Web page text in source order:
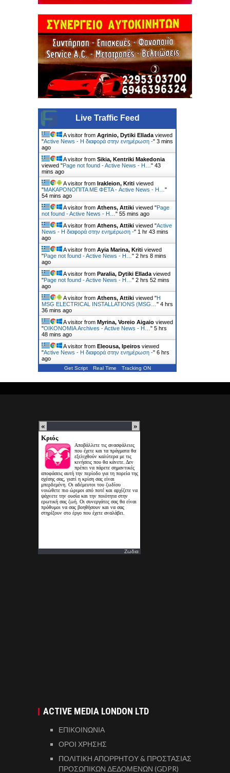
Live Traffic Feed
A visitor from Agrinio, Dytiki Ellada viewed
"Active News - Η διαφορά στην ενημέρωση -" 3 mins
ago
A visitor from Sikia, Kentriki Makedonia
viewed "Page not found - Active News - Η… " 43
mins ago
A visitor from Irakleion, Kriti viewed
"ΜΑΚΑΡΟΝΟΠΙΤΑ ΜΕ ΦΕΤΑ - Active News - Η… "
54 mins ago
A visitor from Athens, Attiki viewed "Page
not found - Active News - Η… " 55 mins ago
A visitor from Athens, Attiki viewed "Active
News - Η διαφορά στην ενημέρωση -" 1 hr 43 mins
ago
A visitor from Ayia Marina, Kriti viewed
"Page not found - Active News - Η… " 2 hrs 8 mins
ago
A visitor from Paralia, Dytiki Ellada viewed
"Page not found - Active News - Η… " 2 hrs 52 mins
ago
A visitor from Athens, Attiki viewed "Η
MSG ELECTRICAL INSTALLATIONS (MSG… " 4 hrs
36 mins ago
A visitor from Myrina, Voreio Aigaio viewed
"ΟΙΚΟΝΟΜΙΑ Archives - Active News - Η… " 5 hrs
48 mins ago
A visitor from Eleousa, Ipeiros viewed
"Active News - Η διαφορά στην ενημέρωση -" 6 hrs
ago
Get Script Real Time Tracking ON
Ζωδια
ACTIVE MEDIA LONDON LTD
ΕΠΙΚΟΙΝΩΝΙΑ
ΟΡΟΙ ΧΡΗΣΗΣ
ΠΟΛΙΤΙΚΗ ΑΠΟΡΡΗΤΟΥ & ΠΡΟΣΤΑΣΙΑΣ
ΠΡΟΣΩΠΙΚΩΝ ΔΕΔΟΜΕΝΩΝ (GDPR)